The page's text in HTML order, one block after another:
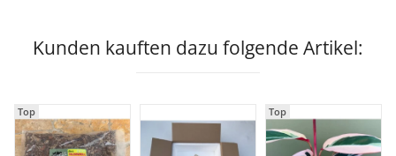
Kunden kauften dazu folgende Artikel:
Top Top